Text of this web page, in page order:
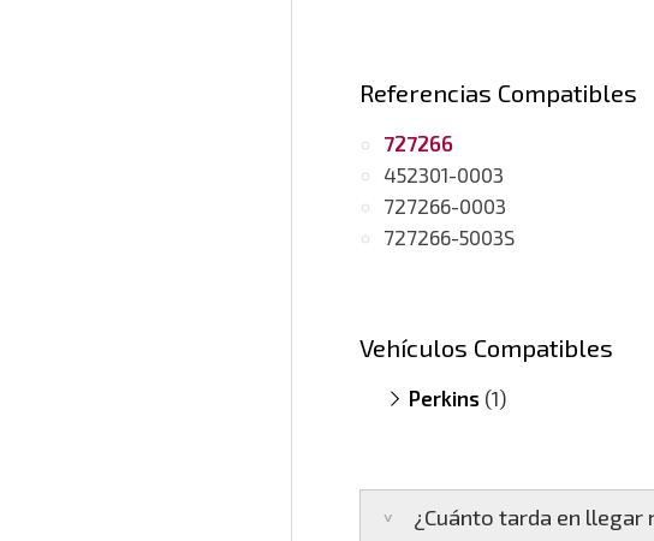
Referencias Compatibles
727266
452301-0003
727266-0003
727266-5003S
Vehículos Compatibles
Perkins (1)
¿Cuánto tarda en llegar